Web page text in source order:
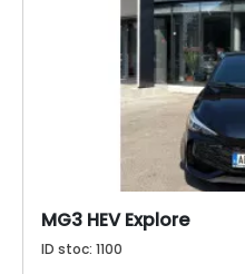
MG3 HEV Explore
ID stoc: 1100